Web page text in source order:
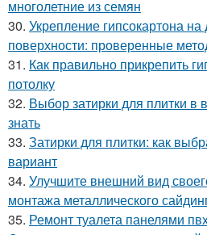
многолетние из семян
30. Укрепление гипсокартона
поверхности: проверенные
31. Как правильно прикрепить
потолку
32. Выбор затирки для плитки в
знать
33. Затирки для плитки: как
вариант
34. Улучшите внешний вид
монтажа металлического
35. Ремонт туалета панелями